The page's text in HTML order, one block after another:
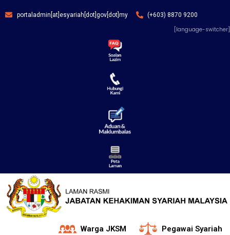
portaladmin[at]esyariah[dot]gov[dot]my (+603) 8870 9200
[language-switcher]
Warga JKSM
Pegawai Syariah